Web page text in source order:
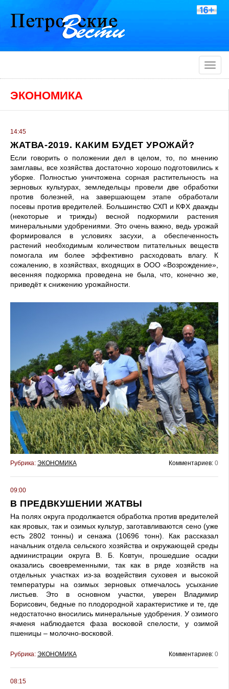
Toggle
ЭКОНОМИКА
14:45
ЖАТВА-2019. КАКИМ БУДЕТ УРОЖАЙ?
Если говорить о положении дел в целом, то, по мнению
замглавы, все хозяйства достаточно хорошо подготовились к
уборке. Полностью уничтожена сорная растительность на
зерновых культурах, земледельцы провели две обработки
против болезней, на завершающем этапе обработали
посевы против вредителей. Большинство СХП и КФХ дважды
(некоторые и трижды) весной подкормили растения
минеральными удобрениями. Это очень важно, ведь урожай
формировался в условиях засухи, а обеспеченность
растений необходимым количеством питательных веществ
помогала им более эффективно расходовать влагу. К
сожалению, в хозяйствах, входящих в ООО «Возрождение»,
весенняя подкормка проведена не была, что, конечно же,
приведёт к снижению урожайности.
Рубрика: ЭКОНОМИКА Комментариев: 0
09:00
В ПРЕДВКУШЕНИИ ЖАТВЫ
На полях округа продолжается обработка против вредителей
как яровых, так и озимых культур, заготавливаются сено (уже
есть 2802 тонны) и сенажа (10696 тонн). Как рассказал
начальник отдела сельского хозяйства и окружающей среды
администрации округа В. Б. Ковтун, прошедшие осадки
оказались своевременными, так как в ряде хозяйств на
отдельных участках из-за воздействия суховея и высокой
температуры на озимых зерновых отмечалось усыхание
листьев. Это в основном участки, уверен Владимир
Борисович, бедные по плодородной характеристике и те, где
недостаточно вносились минеральные удобрения. У озимого
ячменя наблюдается фаза восковой спелости, у озимой
пшеницы – молочно-восковой.
Рубрика: ЭКОНОМИКА Комментариев: 0
08:15